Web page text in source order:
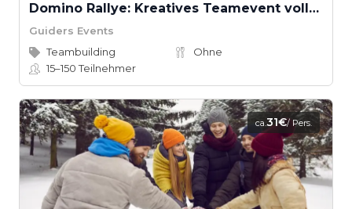
Domino Rallye: Kreatives Teamevent voller Spannung
Guiders Events
Teambuilding
Ohne
15–150Teilnehmer
ca.31€/ Pers.